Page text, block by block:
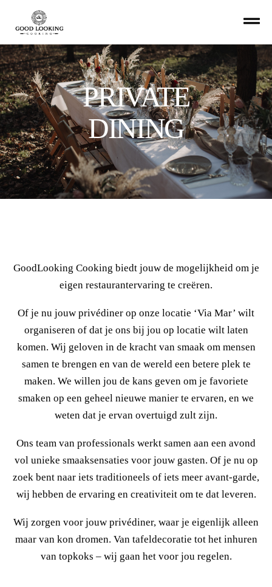
PRIVATE
DINING
GoodLooking Cooking biedt jouw de mogelijkheid om je
eigen restaurantervaring te creëren.
Of je nu jouw privédiner op onze locatie ‘Via Mar’ wilt
organiseren of dat je ons bij jou op locatie wilt laten
komen. Wij geloven in de kracht van smaak om mensen
samen te brengen en van de wereld een betere plek te
maken. We willen jou de kans geven om je favoriete
smaken op een geheel nieuwe manier te ervaren, en we
weten dat je ervan overtuigd zult zijn.
Ons team van professionals werkt samen aan een avond
vol unieke smaaksensaties voor jouw gasten. Of je nu op
zoek bent naar iets traditioneels of iets meer avant-garde,
wij hebben de ervaring en creativiteit om te dat leveren.
Wij zorgen voor jouw privédiner, waar je eigenlijk alleen
maar van kon dromen. Van tafeldecoratie tot het inhuren
van topkoks – wij gaan het voor jou regelen.